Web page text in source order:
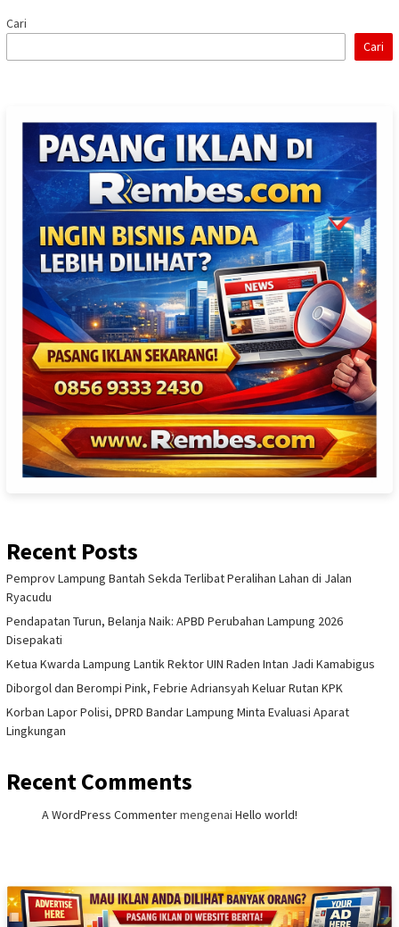
Cari
Cari
Recent Posts
Pemprov Lampung Bantah Sekda Terlibat Peralihan Lahan di Jalan
Ryacudu
Pendapatan Turun, Belanja Naik: APBD Perubahan Lampung 2026
Disepakati
Ketua Kwarda Lampung Lantik Rektor UIN Raden Intan Jadi Kamabigus
Diborgol dan Berompi Pink, Febrie Adriansyah Keluar Rutan KPK
Korban Lapor Polisi, DPRD Bandar Lampung Minta Evaluasi Aparat
Lingkungan
Recent Comments
A WordPress Commentermengenai Hello world!